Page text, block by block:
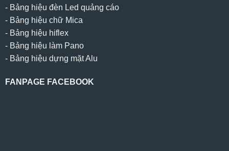
- Bảng hiệu đèn Led quảng cáo
- Bảng hiệu chữ Mica
- Bảng hiệu hiflex
- Bảng hiệu làm Pano
- Bảng hiệu dựng mặt Alu
FANPAGE FACEBOOK